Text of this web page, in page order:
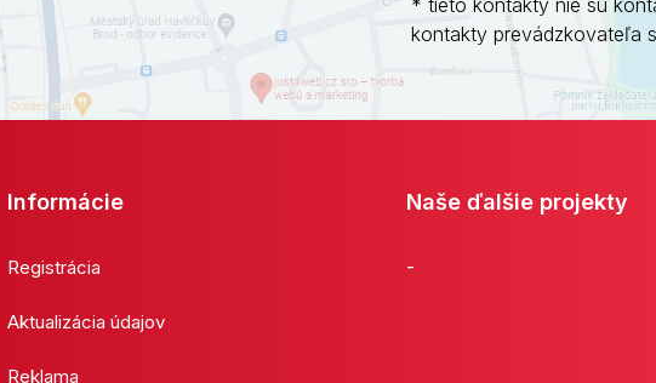
* tieto kontakty nie sú
kontakty prevádzkovateľa
Informácie
Registrácia
Aktualizácia údajov
Reklama
Naše ďalšie projekty
-